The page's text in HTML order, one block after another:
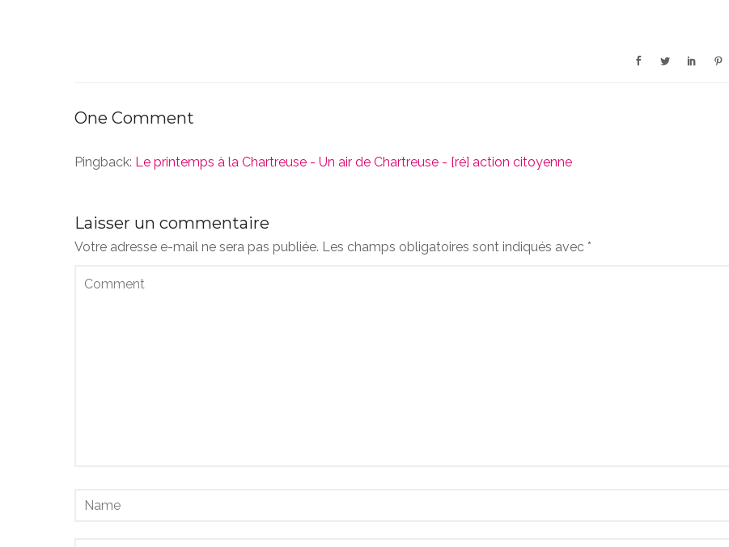
One Comment
Pingback: Le printemps à la Chartreuse - Un air de Chartreuse - [ré] action citoyenne
Laisser un commentaire
Votre adresse e-mail ne sera pas publiée. Les champs obligatoires sont indiqués avec *